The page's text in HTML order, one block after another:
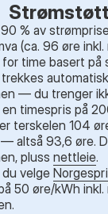
% av
(ca. 96 øre
time basert på
— du trenger
en timespris på
terskelen 104
altså 93,6 øre.
pluss nettleie.
velge
50 øre/kWh